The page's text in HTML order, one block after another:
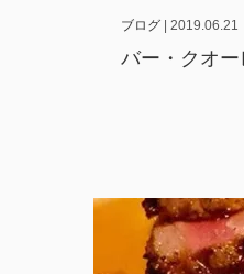
ブログ| 2019.06.21
バー・クオ